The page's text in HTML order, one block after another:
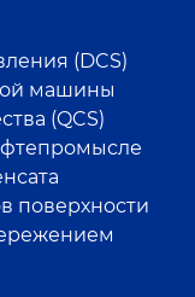
(DCS)
машины
(QCS)
поверхности